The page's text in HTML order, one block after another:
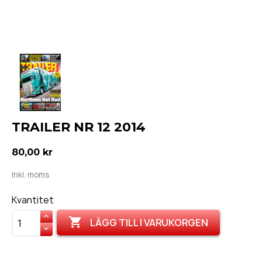
TRAILER NR 12 2014
80,00 kr
Inkl. moms
Kvantitet
 LÄGG TILL I VARUKORGEN